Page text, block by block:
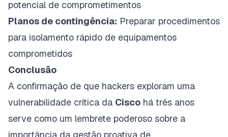
potencial de comprometimentos
Planos de contingência: Preparar procedimentos
para isolamento rápido de equipamentos
comprometidos
Conclusão
A confirmação de que hackers exploram uma
vulnerabilidade crítica da Cisco há três anos
serve como um lembrete poderoso sobre a